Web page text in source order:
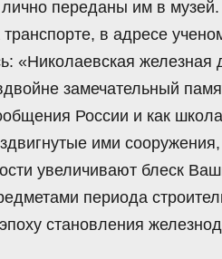
переданы им в
в адресе
«Николаевская
замечательный
России и как
ими
увеличивают блеск
периода
становления